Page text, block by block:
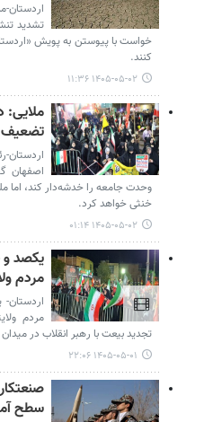
اردستان-
تشدید
کنند.
۱۴۰۵-۰۵-۰۲ ۱۱:۳۶
ملایی:
تضعیف
اصفهان
وحدت جامعه را خدشه‌دار کند، اما
خنثی خواهد کرد.
۱۴۰۵-۰۵-۰۲ ۰۱:۱۴
یکصد
مردم‌
مردم‌
تجدید بیعت با رهبر انقلاب در
۱۴۰۵-۰۵-۰۱ ۲۲:۰۶
سطح